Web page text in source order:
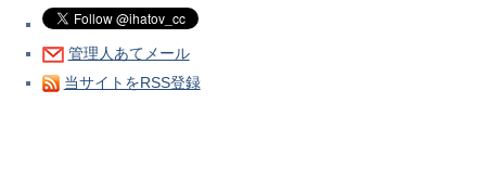
管理人あてメール
当サイトをRSS登録